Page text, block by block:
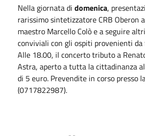
Nella giornata di domenica,
rarissimo sintetizzatore CRB Oberon
maestro Marcello Colò e a seguire
conviviali con gli ospiti provenienti
Alle 18.00, il concerto tributo a
Astra, aperto a tutta la cittadinanza
di 5 euro. Prevendite in corso presso
(0717822987).